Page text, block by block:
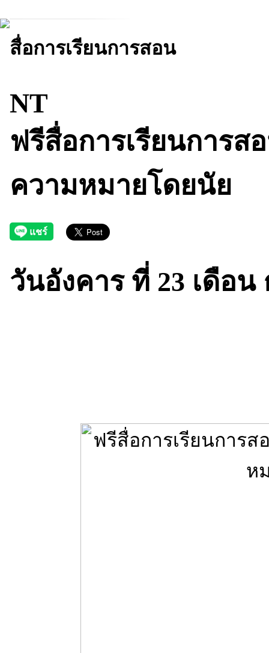
สื่อการเรียนการสอน
NT
ฟรีสื่อการเรียนการ
ความหมายโดยนัย
วันอังคาร ที่ 23 เดือน